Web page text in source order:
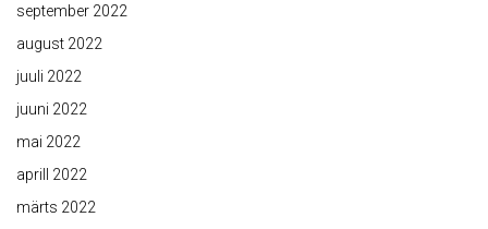
september 2022
august 2022
juuli 2022
juuni 2022
mai 2022
aprill 2022
märts 2022